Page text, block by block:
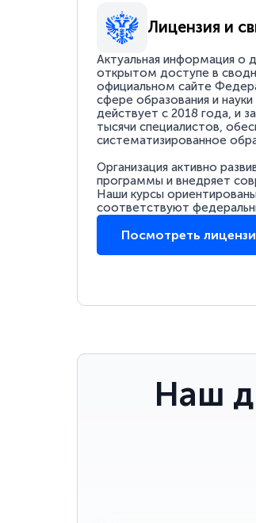
Лицензия и
Актуальная информация о
открытом доступе в
официальном сайте
сфере образования и
действует с 2018 года, и
тысячи специалистов,
систематизированное
Организация активно
программы и внедряет
Наши курсы
соответствуют
Посмотреть
Наш